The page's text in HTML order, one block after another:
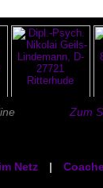
Zum
Netz |